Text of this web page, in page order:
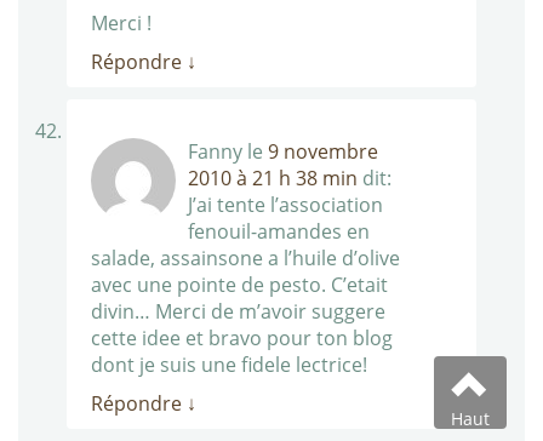
Merci !
Répondre ↓
Fanny le 9 novembre
2010 à 21 h 38 min dit:
J’ai tente l’association
fenouil-amandes en
salade, assainsone a l’huile d’olive
avec une pointe de pesto. C’etait
divin… Merci de m’avoir suggere
cette idee et bravo pour ton blog
dont je suis une fidele lectrice!
Répondre ↓
Haut